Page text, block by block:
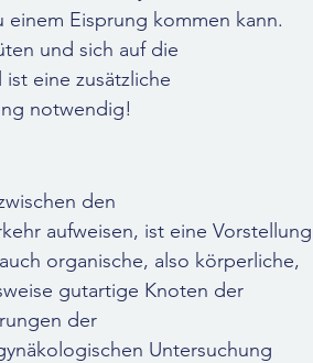
Eisprung kommen kann.
und sich auf die
eine zusätzliche
notwendig!
den
aufweisen, ist eine Vorstellung
organische, also körperliche,
gutartige Knoten der
der
Untersuchung